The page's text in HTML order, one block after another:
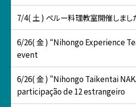
7/4( 土 ) ペルー料理教室開催しまし
6/26( 金 ) “Nihongo Experience
event
6/26( 金 ) "Nihongo Taikentai
participação de 12 estrangeiro